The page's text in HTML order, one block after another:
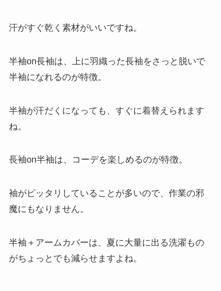
汗がすぐ乾く素材がいいですね。
半袖on長袖は、上に羽織った長袖をさっと脱いで
半袖になれるのが特徴。
半袖が汗だくになっても、すぐに着替えられます
ね。
長袖on半袖は、コーデを楽しめるのが特徴。
袖がピッタリしていることが多いので、作業の邪
魔にもなりません。
半袖＋アームカバーは、夏に大量に出る洗濯もの
がちょっとでも減らせますよね。